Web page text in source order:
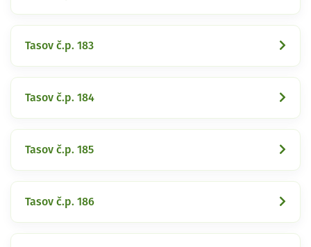
Tasov č.p. 183
Tasov č.p. 184
Tasov č.p. 185
Tasov č.p. 186